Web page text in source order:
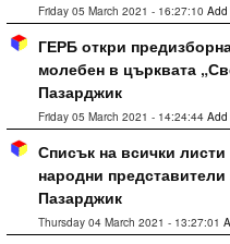
Friday 05 March 2021 - 16:27:10 Add
ГЕРБ откри
молебен в църквата
Пазарджик
Friday 05 March 2021 - 14:24:44 Add
Списък на всички листи
народни
Пазарджик
Thursday 04 March 2021 - 13:27:01